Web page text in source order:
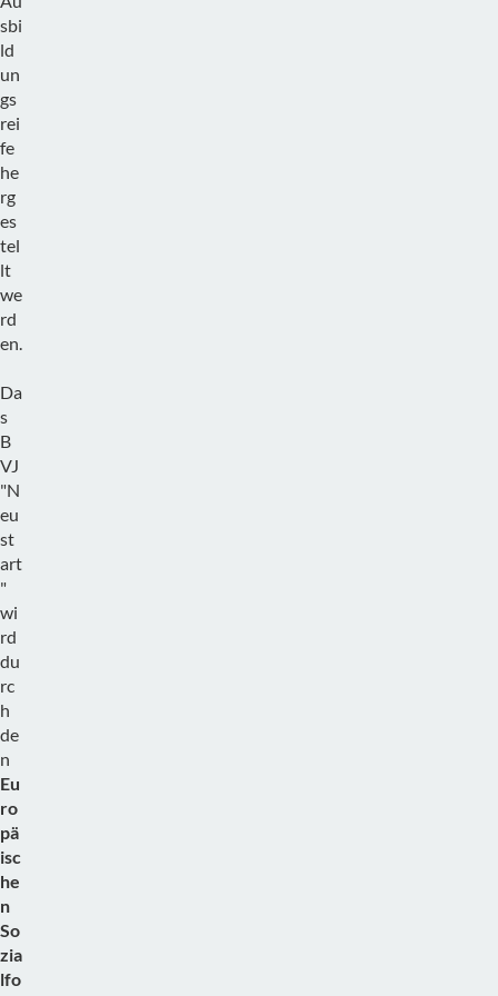
sbi
ld
un
gs
rei
fe
he
rg
es
tel
lt
we
rd
en.
Da
s
B
VJ
"N
eu
st
art
"
wi
rd
du
rc
h
de
n
Eu
ro
pä
isc
he
n
So
zia
lfo